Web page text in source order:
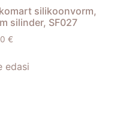
silikoonvorm,
silinder, SF027
€
edasi